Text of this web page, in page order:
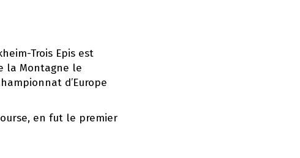
Trois Epis est
la Montagne le
d’Europe
en fut le premier